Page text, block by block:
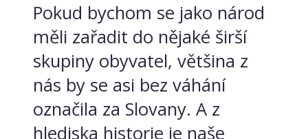
Pokud bychom se jako národ
měli zařadit do nějaké širší
skupiny obyvatel, většina z
nás by se asi bez váhání
označila za Slovany. A z
hlediska historie je naše